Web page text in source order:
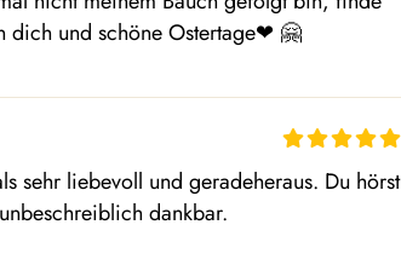
dich und schöne Ostertage❤ ️🤗
liebevoll und geradeheraus. Du hörst
dankbar.